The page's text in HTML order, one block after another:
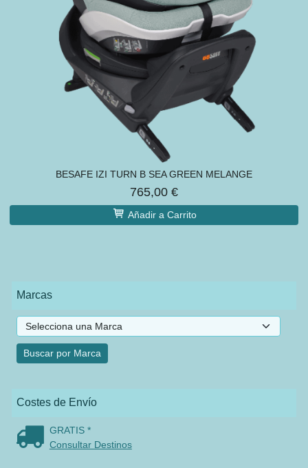
Marcas
Costes de Envío
GRATIS *
Consultar Destinos
BESAFE IZI TURN B SEA GREEN MELANGE
765,00 €
Añadir a Carrito